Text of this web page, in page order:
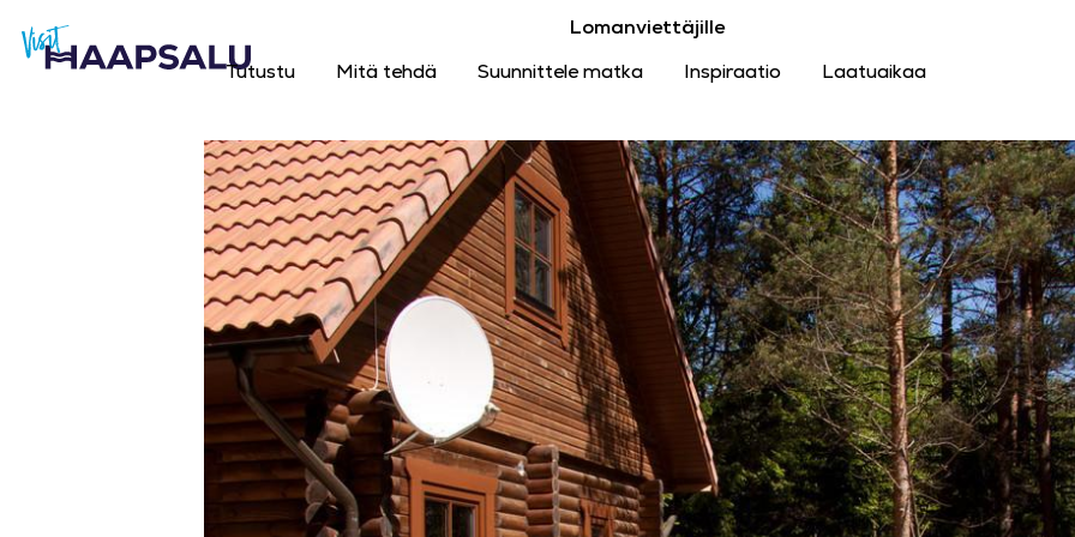
Lomanviettäjille
Tutustu
Mitä tehdä Suunnittele matka Inspiraatio Laatuaikaa